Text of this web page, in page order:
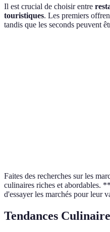
Il est crucial de choisir entre
touristiques. Les premiers
tandis que les seconds peuvent
Faites des recherches sur les
culinaires riches et abordables.
d'essayer les marchés pour leur
Tendances